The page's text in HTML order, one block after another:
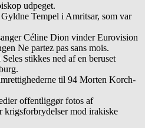
udpeget.
Tempel i Amritsar, som var
Céline Dion vinder Eurovision
Ne partez pas sans mois.
stikkes ned af en beruset
til 94 Morten Korch-
offentliggør fotos af
krigsforbrydelser mod irakiske